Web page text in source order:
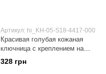
Артикул: hi_KH-05-S18-4417-000
Красивая голубая кожаная
ключница с креплением на
карабине
328 грн